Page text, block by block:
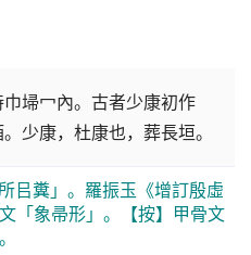
埽冖內。古者少康初作
少康，杜康也，葬長垣。
㠯糞」。羅振玉《增訂殷虛
「象帚形」。【按】甲骨文